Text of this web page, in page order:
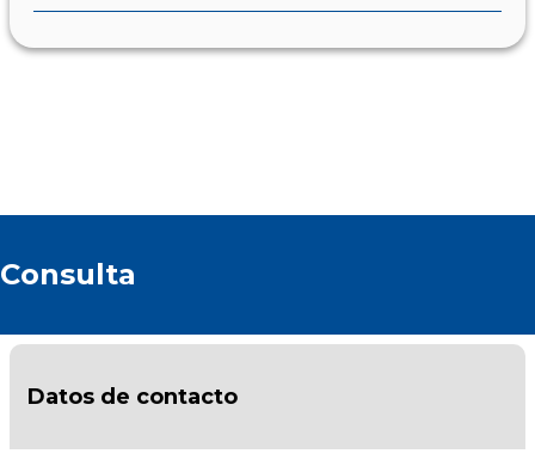
Consulta
todos los datos requeridos.
Datos de contacto